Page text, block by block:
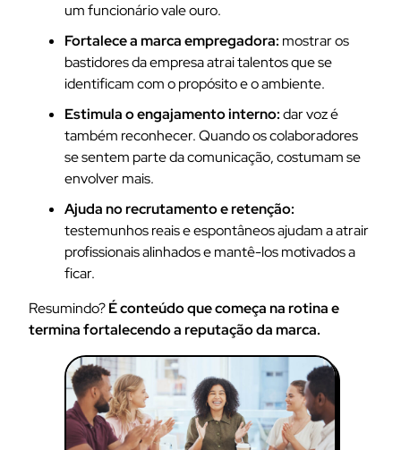
um funcionário vale ouro.
Fortalece a marca empregadora: mostrar os
bastidores da empresa atrai talentos que se
identificam com o propósito e o ambiente.
Estimula o engajamento interno:dar voz é
também reconhecer. Quando os colaboradores
se sentem parte da comunicação, costumam se
envolver mais.
Ajuda no recrutamento e retenção:
testemunhos reais e espontâneos ajudam a atrair
profissionais alinhados e mantê-los motivados a
ficar.
Resumindo?É conteúdo que começa na rotina e
termina fortalecendo a reputação da marca.